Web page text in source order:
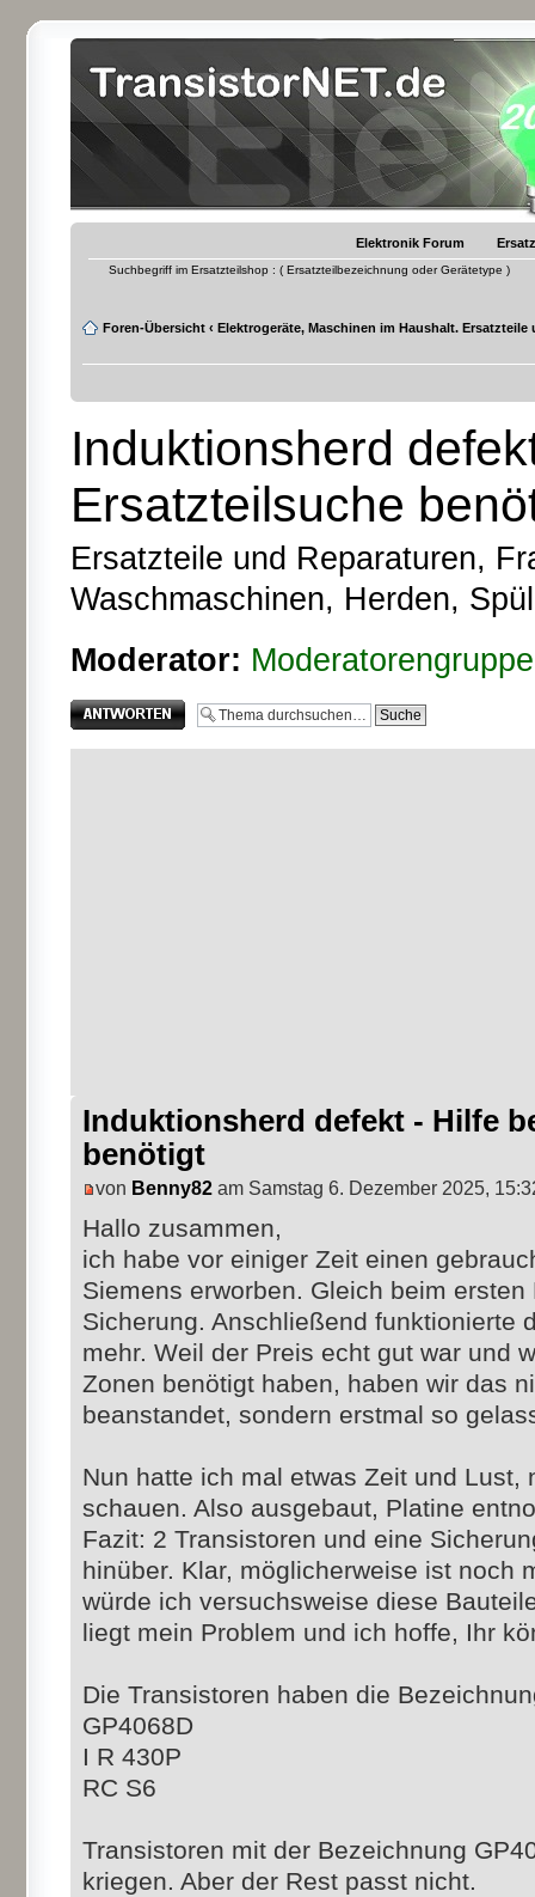
Elektronik Forum
Suchbegriff im Ersatzteilshop : ( Ersatzteilbezeichnung oder Gerätetype )
Foren-Übersicht ‹ Elektrogeräte, Maschinen im Haushalt. Ersatzteile
Induktionsherd
Ersatzteilsuche
Ersatzteile und Reparaturen,
Waschmaschinen, Herden,
Moderator: Moderatorengruppe
Antwort erstellen
Induktionsherd defekt - Hilfe
benötigt
von Benny82 am Samstag 6. Dezember 2025,
Hallo zusammen,
ich habe vor einiger Zeit einen
Siemens erworben. Gleich beim
Sicherung. Anschließend funktionierte
mehr. Weil der Preis echt gut war und
Zonen benötigt haben, haben wir das
beanstandet, sondern erstmal so
Nun hatte ich mal etwas Zeit und Lust,
schauen. Also ausgebaut, Platine
Fazit: 2 Transistoren und eine
hinüber. Klar, möglicherweise ist noch
würde ich versuchsweise diese
liegt mein Problem und ich hoffe, Ihr
Die Transistoren haben die
GP4068D
I R 430P
RC S6
Transistoren mit der Bezeichnung
kriegen. Aber der Rest passt nicht.